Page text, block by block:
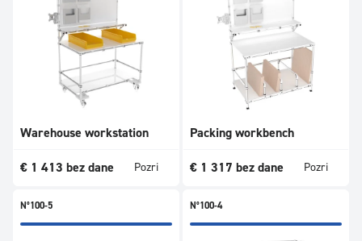
Warehouse workstation
€ 1 413 bez dane Pozri
Packing workbench
€ 1 317 bez dane Pozri
N°100-5 N°100-4